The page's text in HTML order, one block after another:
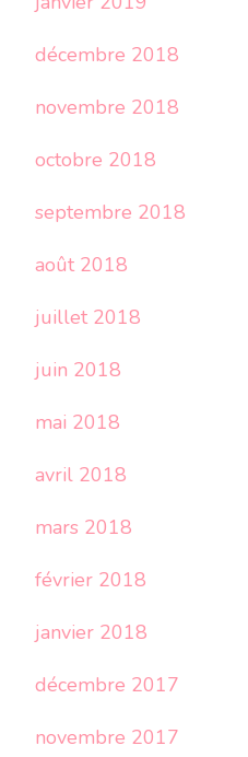
décembre 2018
novembre 2018
octobre 2018
septembre 2018
août 2018
juillet 2018
juin 2018
mai 2018
avril 2018
mars 2018
février 2018
janvier 2018
décembre 2017
novembre 2017